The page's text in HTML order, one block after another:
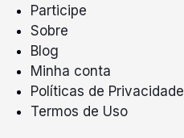
Participe
Sobre
Blog
Minha conta
Políticas de Privacidade
Termos de Uso